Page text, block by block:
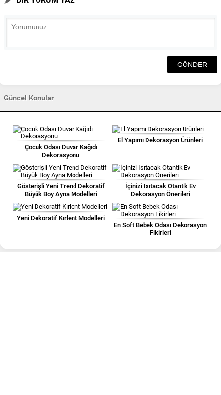
Güncel Konular
Çocuk Odası Duvar Kağıdı
Dekorasyonu
El Yapımı Dekorasyon Ürünleri
Gösterişli Yeni Trend Dekoratif
Büyük Boy Ayna Modelleri
İçinizi Isıtacak Otantik Ev
Dekorasyon Önerileri
Yeni Dekoratif Kırlent Modelleri
En Soft Bebek Odası Dekorasyon
Fikirleri